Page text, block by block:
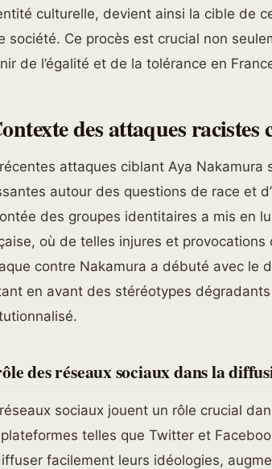
culturelle, devient ainsi la cible de
société. Ce procès est crucial non
de l’égalité et de la tolérance en
des attaques
attaques ciblant Aya Nakamura
autour des questions de race et
des groupes identitaires a mis en
où de telles injures et
contre Nakamura a débuté avec le
en avant des stéréotypes
des réseaux sociaux dans la
sociaux jouent un rôle crucial
telles que Twitter et
facilement leurs idéologies,